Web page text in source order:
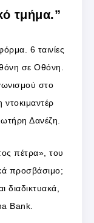
τμήμα.”
6 ταινίες
σε Οθόνη.
στο
Δανέζη.
πέτρα», του
προσβάσιμο;
Bank.